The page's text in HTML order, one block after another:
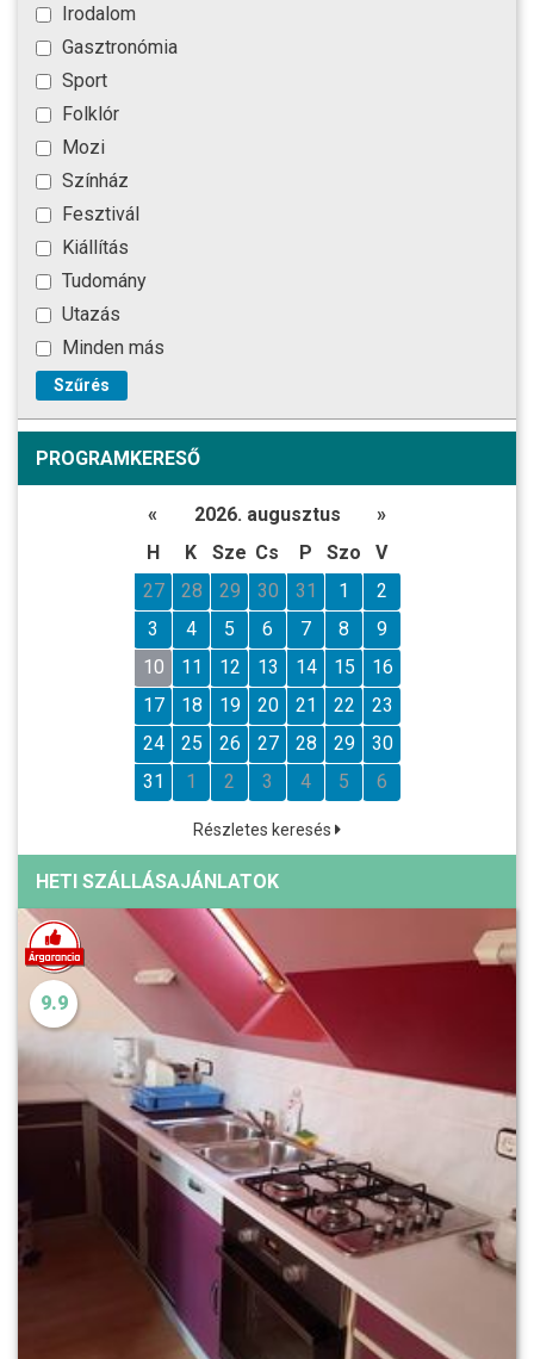
Irodalom
Gasztronómia
Sport
Folklór
Mozi
Színház
Fesztivál
Kiállítás
Tudomány
Utazás
Minden más
Szűrés
PROGRAMKERESŐ
« 2026. augusztus
»
H
K Sze Cs P Szo
V
27
28 29 30 31 1
2
3
4 5 6 7 8
9
10
11 12 13 14 15
16
17
18 19 20 21 22
23
24
25 26 27 28 29
30
31
1 2 3 4 5 6
Részletes keresés
HETI SZÁLLÁSAJÁNLATOK
9.9